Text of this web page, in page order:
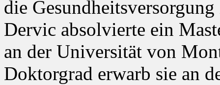
die
Dervic absolvierte ein
an der Universität von
Doktorgrad erwarb sie an